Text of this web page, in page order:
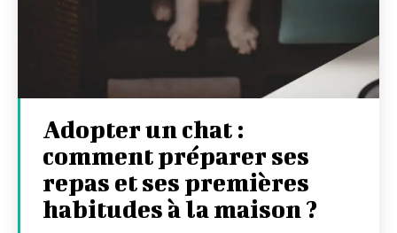
Adopter un chat :
comment préparer ses
repas et ses premières
habitudes à la maison ?